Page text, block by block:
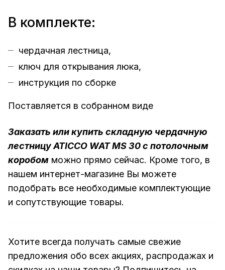
В комплекте:
чердачная лестница,
ключ для открывания люка,
инструкция по сборке
Поставляется в собранном виде
Заказать или купить складную чердачную
лестницу ATICCO WAT MS 30 с потолочным
коробом можно прямо сейчас. Кроме того, в
нашем интернет-магазине Вы можете
подобрать все необходимые комплектующие
и сопутствующие товары.
Хотите всегда получать самые свежие
предложения обо всех акциях, распродажах и